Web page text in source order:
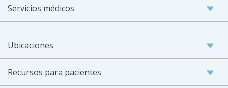
Servicios médicos
Ubicaciones
Recursos para pacientes